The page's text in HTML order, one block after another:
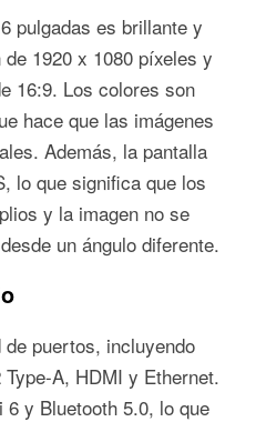
pulgadas es brillante y
1920 x 1080 píxeles y
16:9. Los colores son
hace que las imágenes
Además, la pantalla
lo que significa que los
y la imagen no se
un ángulo diferente.
puertos, incluyendo
A, HDMI y Ethernet.
y Bluetooth 5.0, lo que